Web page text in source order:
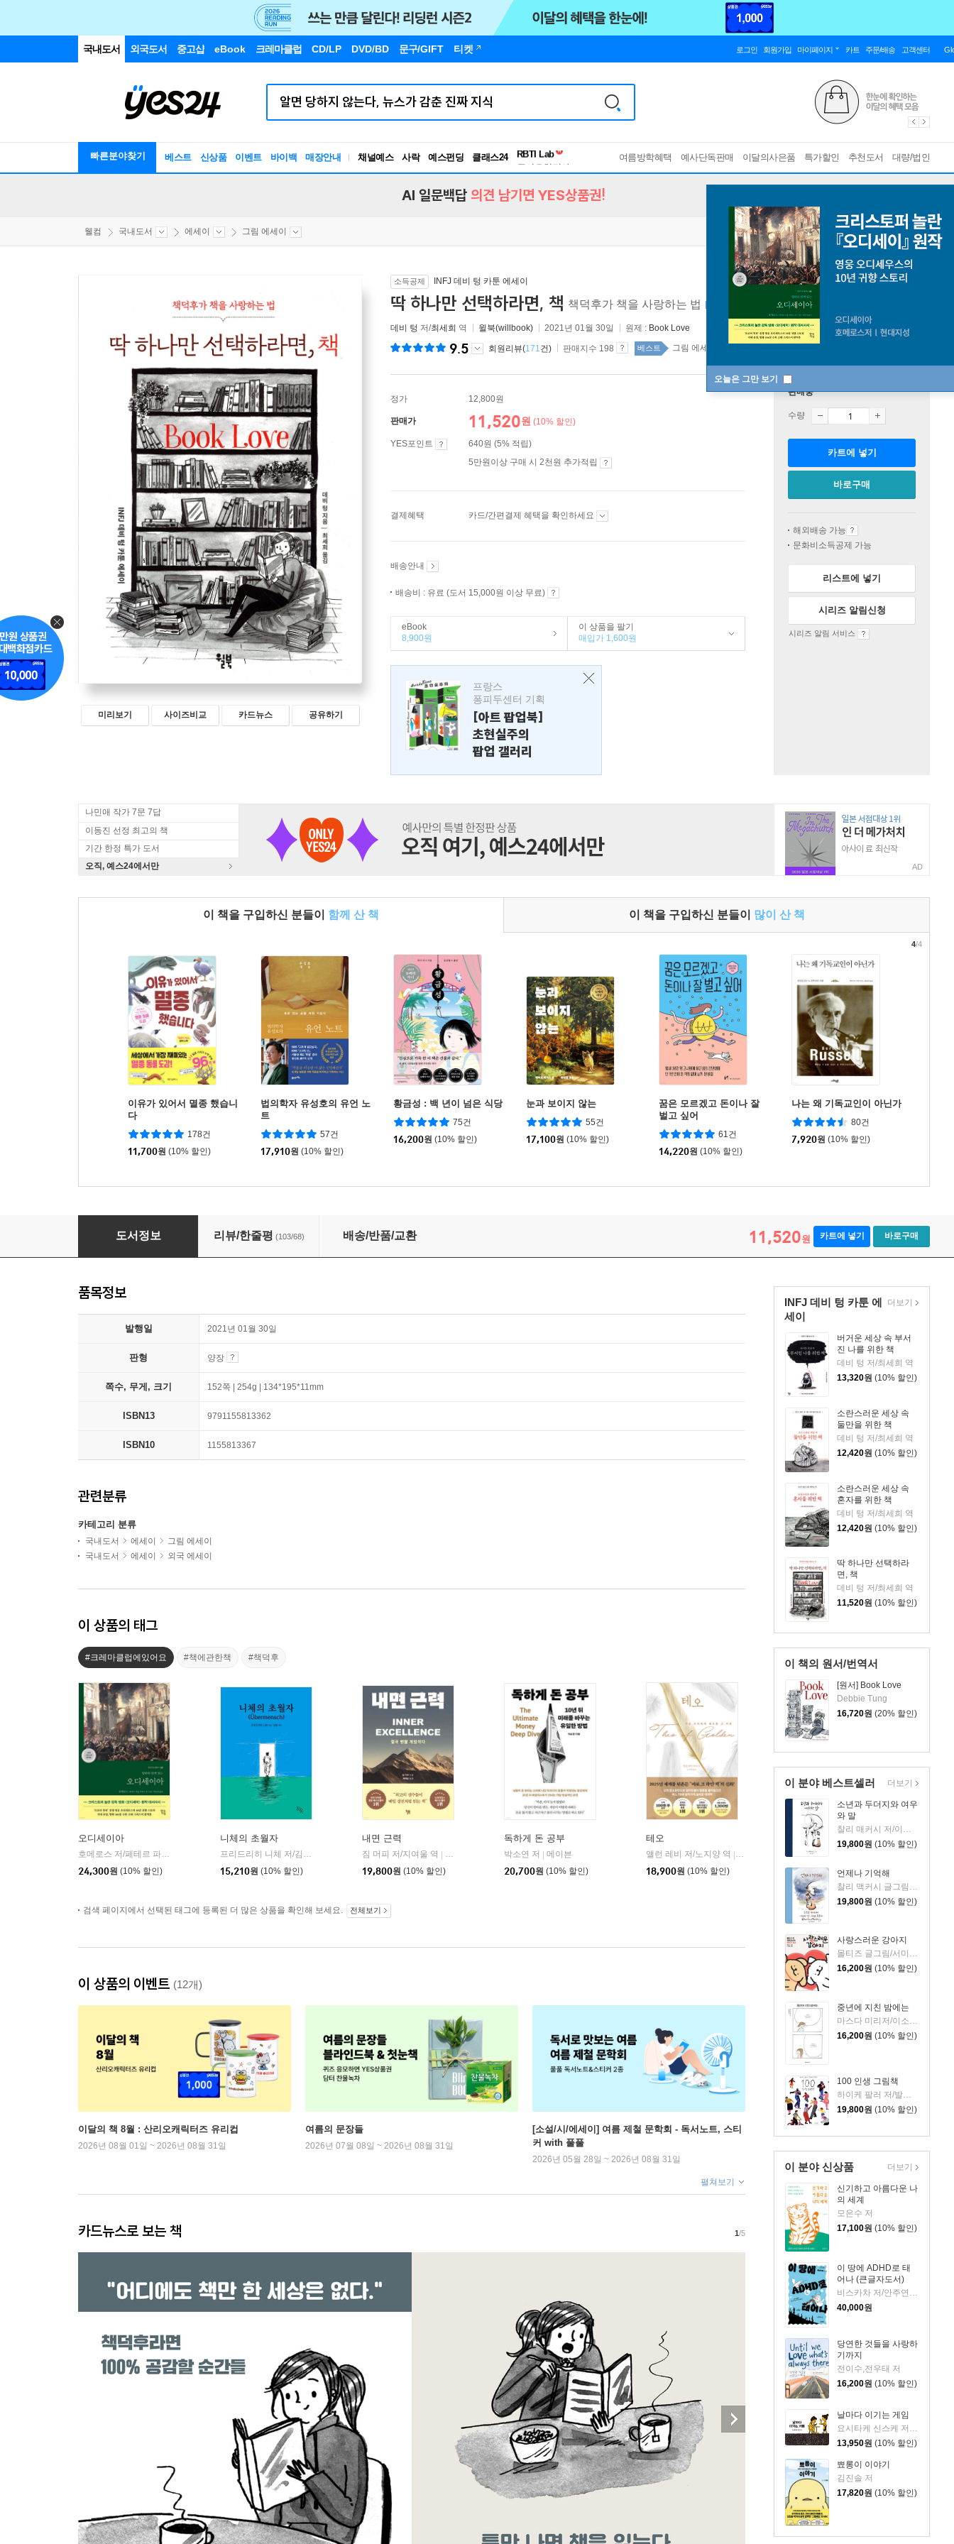
국내도서 외국도서 중고샵 eBook 크레마클럽 CD/LP DVD/BD 문구/GIFT 티켓 로그인 회원가입 마이페이지 카트 주문/배송 고객센터
빠른분야찾기 베스트 신상품 이벤트 바이백 매장안내 채널예스 사락 예스펀딩 클래스24
독서유형검사
RBTI Lab
여름방학혜택 예사단독판매 이달의사은품 특가할인 추천도서 대량/법인
오늘은 그만 보기
AI 일문백답 의견 남기면 YES상품권!
웰컴 국내도서 에세이 그림 에세이
미리보기 사이즈비교 카드뉴스 공유하기
소득공제 INFJ 데비 텅 카툰 에세이
딱 하나만 선택하라면, 책 책덕후가 책을 사랑하는 법
데비 텅 저/최세희 역 윌북(willbook) 2021년 01월 30일 원제 : Book Love
9.5 회원리뷰(171건) 판매지수 198 베스트 그림 에세이 top20 2주
정가 12,800원
판매가 11,520원 (10% 할인)
YES포인트
640원 (5% 적립)
5만원이상 구매 시 2천원 추가적립
결제혜택 카드/간편결제 혜택을 확인하세요
배송안내
배송비 : 유료 (도서 15,000원 이상 무료)
eBook
8,900원
이 상품을 팔기
매입가 1,600원
프랑스
퐁피두센터 기획
[아트 팝업북]
초현실주의
팝업 갤러리
판매중
수량
카트에 넣기
바로구매
해외배송 가능
문화비소득공제 가능
리스트에 넣기
시리즈 알림신청
시리즈 알림 서비스
나민애 작가 7문 7답
이동진 선정 최고의 책
기간 한정 특가 도서
오직, 예스24에서만
AD
이 책을 구입하신 분들이 함께 산 책 이 책을 구입하신 분들이 많이 산 책
이유가 있어서 멸종 했습니
다
178건
11,700원 (10% 할인)
법의학자 유성호의 유언 노
트
57건
17,910원 (10% 할인)
황금성 : 백 년이 넘은 식당
75건
16,200원 (10% 할인)
눈과 보이지 않는
55건
17,100원 (10% 할인)
꿈은 모르겠고 돈이나 잘
벌고 싶어
61건
14,220원 (10% 할인)
나는 왜 기독교인이 아닌가
80건
7,920원 (10% 할인)
4/4
딱 하나만 선택하라면, 책
도서정보 리뷰/한줄평 (103/68) 배송/반품/교환 11,520원 카트에 넣기 바로구매
INFJ 데비 텅 카툰 에
세이
버거운 세상 속 부서
진 나를 위한 책
데비 텅 저/최세희 역
13,320원 (10% 할인)
소란스러운 세상 속
둘만을 위한 책
데비 텅 저/최세희 역
12,420원 (10% 할인)
소란스러운 세상 속
혼자를 위한 책
데비 텅 저/최세희 역
12,420원 (10% 할인)
딱 하나만 선택하라
면, 책
데비 텅 저/최세희 역
11,520원 (10% 할인)
더보기
이 책의 원서/번역서
[원서] Book Love
Debbie Tung
16,720원 (20% 할인)
이 분야 베스트셀러
소년과 두더지와 여우
와 말
찰리 매커시 저/이진경 역
19,800원 (10% 할인)
언제나 기억해
19,800원 (10% 할인)
사랑스러운 강아지
몰티즈 글그림/서미영 역
16,200원 (10% 할인)
중년에 지친 밤에는
16,200원 (10% 할인)
100 인생 그림책
하이케 팔러 저/발레리오 비달리 그림/김서정 역
19,800원 (10% 할인)
더보기
이 분야 신상품
신기하고 아름다운 나
의 세계
모은수 저
17,100원 (10% 할인)
이 땅에 ADHD로 태
어나 (큰글자도서)
40,000원
당연한 것들을 사랑하
기까지
전이수,전우태 저
16,200원 (10% 할인)
날마다 이기는 게임
13,950원 (10% 할인)
뾰롱이 이야기
김진솔 저
17,820원 (10% 할인)
더보기
품목정보
발행일 2021년 01월 30일
판형 양장
쪽수, 무게, 크기 152쪽 | 254g | 134*195*11mm
ISBN13 9791155813362
ISBN10 1155813367
관련분류
카테고리 분류
국내도서 에세이
그림 에세이
국내도서
에세이 외국 에세이
이 상품의 태그
#크레마클럽에있어요 #책에관한책 #책덕후
오디세이아
호메로스 저/페테르 파울 루벤스 그림/박문재 역 |
현대지성
24,300원 (10% 할인)
니체의 초월자
프리드리히 니체 저/김철 편역
15,210원 (10% 할인)
내면 근력
짐 머피 저/지여울 역
윌북(willbook)
19,800원 (10% 할인)
독하게 돈 공부
박소연 저
메이븐
20,700원 (10% 할인)
테오
앨런 레비 저/노지양 역
오팬하우스
18,900원 (10% 할인)
검색 페이지에서 선택된 태그에 등록된 더 많은 상품을 확인해 보세요. 전체보기
이 상품의 이벤트 (12개)
이달의 책 8월 : 산리오캐릭터즈 유리컵
2026년 08월 01일 ~ 2026년 08월 31일
여름의 문장들
2026년 07월 08일 ~ 2026년 08월 31일
[소설/시/에세이] 여름 제철 문학회 - 독서노트, 스티
커 with 풀풀
2026년 05월 28일 ~ 2026년 08월 31일
펼쳐보기
카드뉴스로 보는 책 1/5